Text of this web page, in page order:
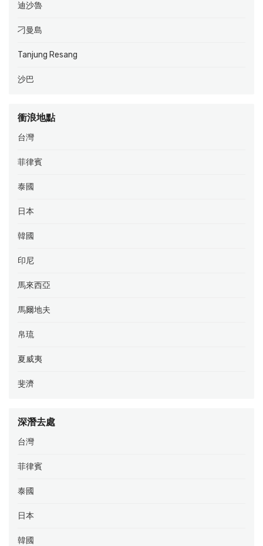
迪沙魯
刁曼島
Tanjung Resang
沙巴
衝浪地點
台灣
菲律賓
泰國
日本
韓國
印尼
馬來西亞
馬爾地夫
帛琉
夏威夷
斐濟
深潛去處
台灣
菲律賓
泰國
日本
韓國